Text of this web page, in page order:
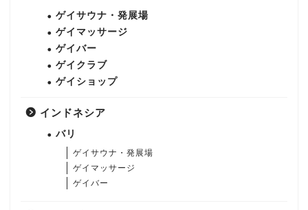
ゲイサウナ・発展場
ゲイマッサージ
ゲイバー
ゲイクラブ
ゲイショップ
インドネシア
バリ
ゲイサウナ・発展場
ゲイマッサージ
ゲイバー